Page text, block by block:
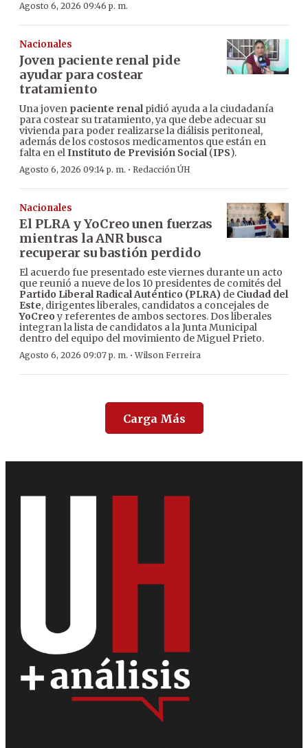
Agosto 6, 2026 09:46 p. m.
Nacionales
Joven paciente renal pide
ayudar para costear
tratamiento
Una joven paciente renalpidió ayuda a la ciudadanía
para costear su tratamiento, ya que debe adecuar su
vivienda para poder realizarse la diálisis peritoneal,
además de los costosos medicamentos que están en
falta en elInstituto de Previsión Social(IPS).
Agosto 6, 2026 09:14 p. m. · Redacción ÚH
Nacionales
El PLRA y YoCreo unen fuerzas
mientras la ANR busca
recuperar su bastión perdido
El acuerdo fue presentado este viernes durante un acto
que reunió a nueve de los 10 presidentes de comités del
Partido Liberal Radical Auténtico (PLRA) de Ciudad del
Este, dirigentes liberales, candidatos a concejales de
YoCreo y referentes de ambos sectores. Dos liberales
integran la lista de candidatos a la Junta Municipal
dentro del equipo del movimiento de Miguel Prieto.
Agosto 6, 2026 09:07 p. m. ·Wilson Ferreira
Carga Más